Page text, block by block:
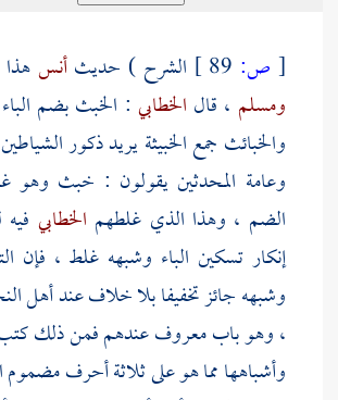
[ ص: الشرح ) حديثأنس
ومسلم ، قال الخطابي : الخبث بضم
والخبائث جمع الخبيثة يريد ذكور
وعامة المحدثين يقولون : خبث وهو
الضم ، وهذا الذي غلطهم الخطابي
إنكار تسكين الباء وشبهه غلط ، فإن
وشبهه جائز تخفيفا بلا خلاف عند أهل
، وهو باب معروف عندهم فمن ذلك
وأشباهها مما هو على ثلاثة أحرف مضموم